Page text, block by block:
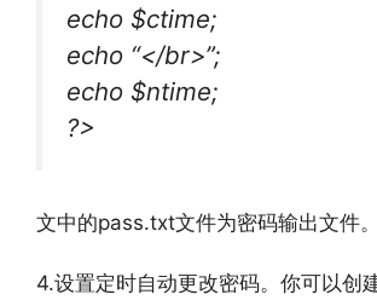
echo $ctime;
echo “</br>”;
echo $ntime;
?>
文中的pass.txt文件为密码输出文件。
4.设置定时自动更改密码。你可以创